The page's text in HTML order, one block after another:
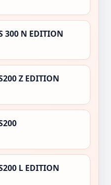
300 N EDITION
Z EDITION
L EDITION